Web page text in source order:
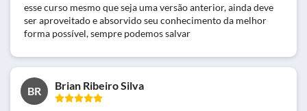
esse curso mesmo que seja uma versão anterior, ainda deve
ser aproveitado e absorvido seu conhecimento da melhor
forma possível, sempre podemos salvar
BR Brian Ribeiro Silva